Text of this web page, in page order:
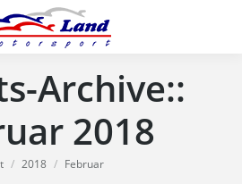
Archive::
2018
sich hier:
2018 Februar